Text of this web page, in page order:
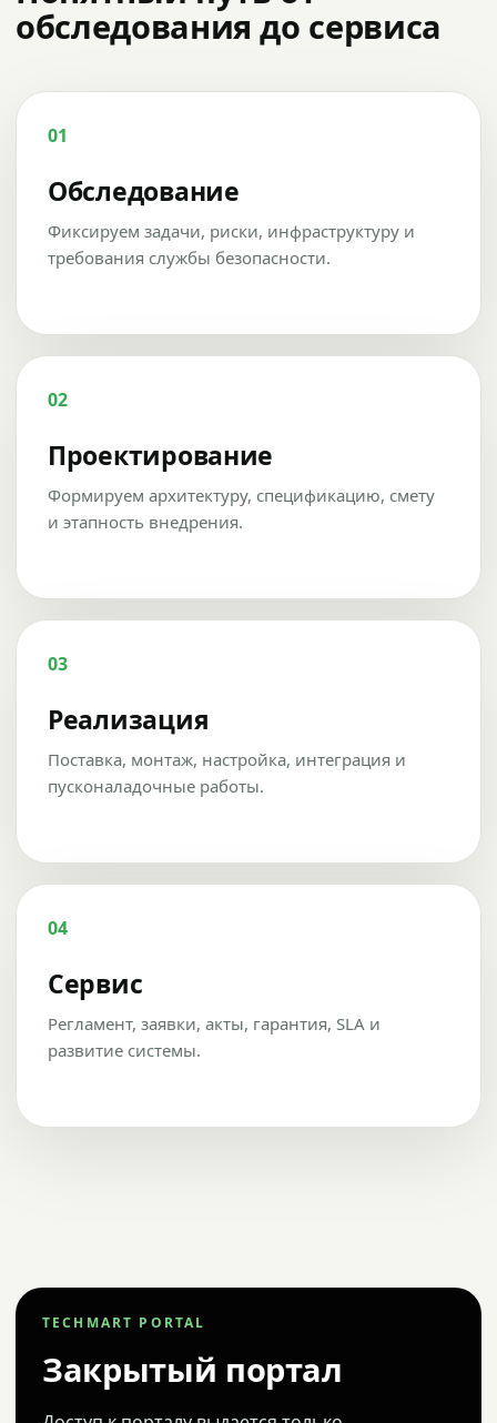
обследования до сервиса
01
Обследование
Фиксируем задачи, риски, инфраструктуру и
требования службы безопасности.
02
Проектирование
Формируем архитектуру, спецификацию, смету
и этапность внедрения.
03
Реализация
Поставка, монтаж, настройка, интеграция и
пусконаладочные работы.
04
Сервис
Регламент, заявки, акты, гарантия, SLA и
развитие системы.
TECHMART PORTAL
Закрытый портал